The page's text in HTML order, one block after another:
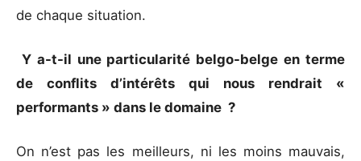
de chaque situation.
Y a-t-il une particularité belgo-belge en terme
de conflits d’intérêts qui nous rendrait «
performants » dans le domaine ?
On n’est pas les meilleurs, ni les moins mauvais,